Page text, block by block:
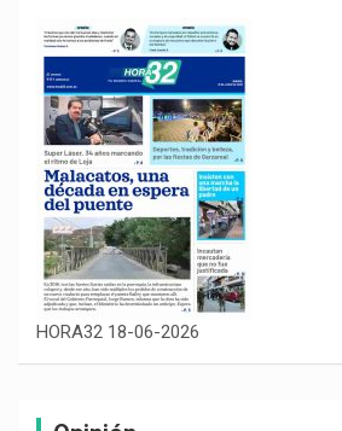
HORA32 18-06-2026